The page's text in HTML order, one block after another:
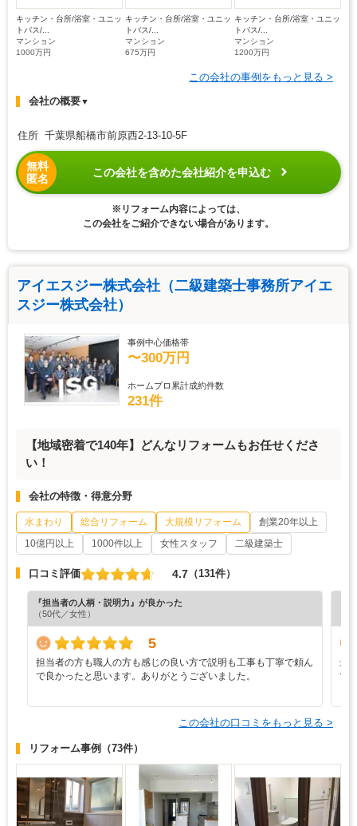
キッチン・台所/浴室・ユニッ
トバス/...
マンション
1000万円
キッチン・台所/浴室・ユニッ
トバス/...
マンション
675万円
キッチン・台所/浴室・ユニッ
トバス/...
マンション
1200万円
この会社の事例をもっと見る >
会社の概要▼
住所 千葉県船橋市前原西2-13-10-5F
無料
匿名
この会社を含めた会社紹介を申込む
※リフォーム内容によっては、
この会社をご紹介できない場合があります。
アイエスジー株式会社（二級建築士事務所アイエ
スジー株式会社）
事例中心価格帯
〜300万円
ホームプロ累計成約件数
231件
【地域密着で140年】どんなリフォームもお任せくださ
い！
会社の特徴・得意分野
水まわり 総合リフォーム 大規模リフォーム
創業20年以上
10億円以上
1000件以上 女性スタッフ 二級建築士
口コミ評価 4.7 （131件）
『担当者の人柄・説明力』が良かった
（50代／女性）
5
担当者の方も職人の方も感じの良い方で説明も工事も丁寧で頼ん
で良かったと思います。ありがとうございました。
最
で
この会社の口コミをもっと見る >
リフォーム事例 （73件）